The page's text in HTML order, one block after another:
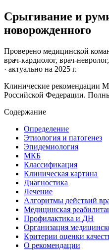
Срыгивание и
новорожденного
Проверено медицинской
врач-кардиолог, врач-
· актуально на 2025 г.
Клинические рекомендации
Российской Федерации.
Содержание
Определение
Этиология и патогенез
Эпидемиология
МКБ
Классификация
Клиническая картина
Диагностика
Лечение
Алгоритмы действий
Медицинская
Профилактика и ДН
Организация
Критерии оценки
О рекомендации